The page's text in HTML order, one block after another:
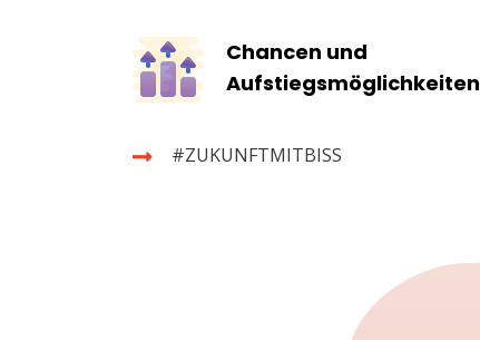
Chancen und
Aufstiegsmöglichkeiten
#ZUKUNFTMITBISS